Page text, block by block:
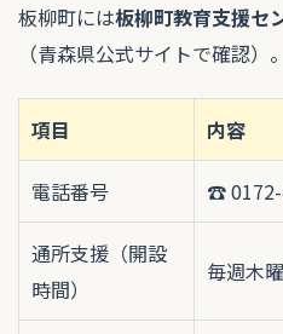
板柳町には板柳町教育支援セ
（青森県公式サイトで確認）。
項目 内容
電話番号 ☎
通所支援（開設
時間）
毎週木